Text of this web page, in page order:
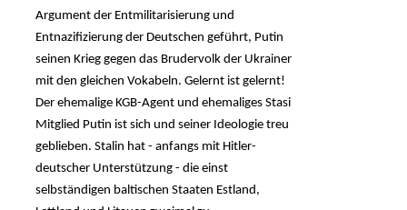
Argument der Entmilitarisierung und
Entnazifizierung der Deutschen geführt, Putin
seinen Krieg gegen das Brudervolk der Ukrainer
mit den gleichen Vokabeln. Gelernt ist gelernt!
Der ehemalige KGB-Agent und ehemaliges Stasi
Mitglied Putin ist sich und seiner Ideologie treu
geblieben. Stalin hat - anfangs mit Hitler-
deutscher Unterstützung - die einst
selbständigen baltischen Staaten Estland,